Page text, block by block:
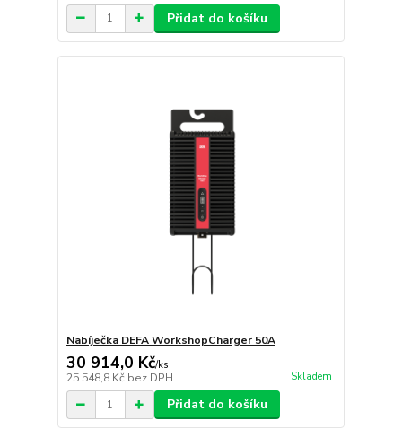
Přidat do košíku
Nabíječka DEFA WorkshopCharger 50A
30 914,0 Kč/ks
25 548,8 Kč bez DPH Skladem
Přidat do košíku